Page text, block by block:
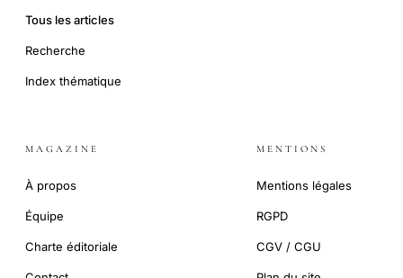
Tous les articles
Recherche
Index thématique
MAGAZINE
À propos
Équipe
Charte éditoriale
MENTIONS
Mentions légales
RGPD
CGV / CGU